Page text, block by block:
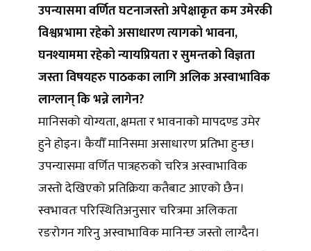
उपन्यासमा वर्णित घटनाजस्तो अपेक्षाकृत कम उमेरकी
विश्वप्रभामा रहेको असाधारण त्यागको भावना,
घनश्याममा रहेको न्यायप्रियता र सुमन्तको विज्ञता
जस्ता विषयहरु पाठकका लागि अलिक अस्वाभाविक
लाग्लान् कि भन्ने लागेन?
मानिसको योग्यता, क्षमता र भावनाको मापदण्ड उमेर
हुने होइन। कैयौँ मानिसमा असाधारण प्रतिभा हुन्छ।
उपन्यासमा वर्णित पात्रहरुको चरित्र अस्वाभाविक
जस्तो देखिएको प्रतिक्रिया कतैबाट आएको छैन।
स्वभावतः परिस्थितिअनुसार चरित्रमा अलिकता
रङरोगन गरिनु अस्वाभाविक मानिन्छ जस्तो लाग्दैन।